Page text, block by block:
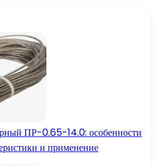
ПР-0.65-14.0: особенности
и применение